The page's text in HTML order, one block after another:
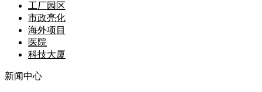
工厂园区
市政亮化
海外项目
医院
科技大厦
新闻中心